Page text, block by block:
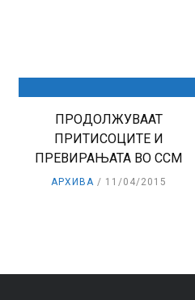
ПРОДОЛЖУВААТ
ПРИТИСОЦИТЕ И
ПРЕВИРАЊАТА ВО ССМ
АРХИВА 11/04/2015